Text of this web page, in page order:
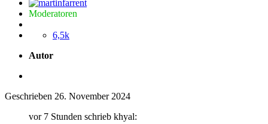
Moderatoren
6,5k
Autor
Geschrieben 26. November 2024
vor 7 Stunden schrieb khyal: